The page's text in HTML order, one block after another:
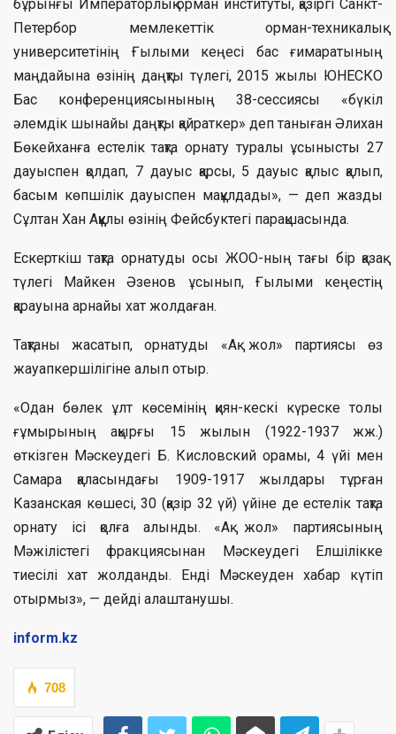
бұрынғы Императорлық орман институты, қазіргі Санкт-
Петербор мемлекеттік орман-техникалық
университетінің Ғылыми кеңесі бас ғимаратының
маңдайына өзінің даңқты түлегі, 2015 жылы ЮНЕСКО
Бас конференциясынының 38-сессиясы «бүкіл
әлемдік шынайы даңқты қайраткер» деп таныған Әлихан
Бөкейханға естелік тақта орнату туралы ұсынысты 27
дауыспен қолдап, 7 дауыс қарсы, 5 дауыс қалыс қалып,
басым көпшілік дауыспен мақұлдады», — деп жазды
Сұлтан Хан Аққұлы өзінің Фейсбуктегі парақшасында.
Ескерткіш тақта орнатуды осы ЖОО-ның тағы бір қазақ
түлегі Майкен Әзенов ұсынып, Ғылыми кеңестің
қарауына арнайы хат жолдаған.
Тақтаны жасатып, орнатуды «Ақ жол» партиясы өз
жауапкершілігіне алып отыр.
«Одан бөлек ұлт көсемінің қиян-кескі күреске толы
ғұмырының ақырғы 15 жылын (1922-1937 жж.)
өткізген Мәскеудегі Б. Кисловский орамы, 4 үйі мен
Самара қаласындағы 1909-1917 жылдары тұрған
Казанская көшесі, 30 (қазір 32 үй) үйіне де естелік тақта
орнату ісі қолға алынды. «Ақ жол» партиясының
Мәжілістегі фракциясынан Мәскеудегі Елшілікке
тиесілі хат жолданды. Енді Мәскеуден хабар күтіп
отырмыз», — дейді алаштанушы.
inform.kz
708